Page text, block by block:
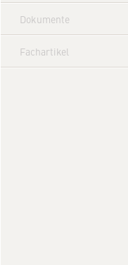
Dokumente
Fachartikel